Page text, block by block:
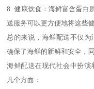
8. 健康饮食：海鲜富含蛋白
送服务可以更方便地将这些
总的来说，海鲜配送不仅
确保了海鲜的新鲜和安全，
海鲜配送在现代社会中扮
几个方面：